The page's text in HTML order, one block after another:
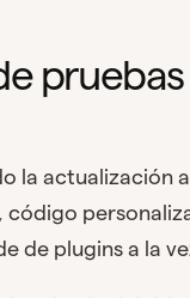
la
código
de plugins a la